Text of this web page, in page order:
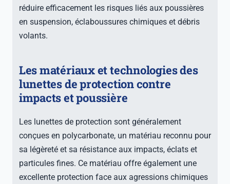
réduire efficacement les risques liés aux poussières
en suspension, éclaboussures chimiques et débris
volants.
Les matériaux et technologies des
lunettes de protection contre
impacts et poussière
Les lunettes de protection sont généralement
conçues en polycarbonate, un matériau reconnu pour
sa légèreté et sa résistance aux impacts, éclats et
particules fines. Ce matériau offre également une
excellente protection face aux agressions chimiques